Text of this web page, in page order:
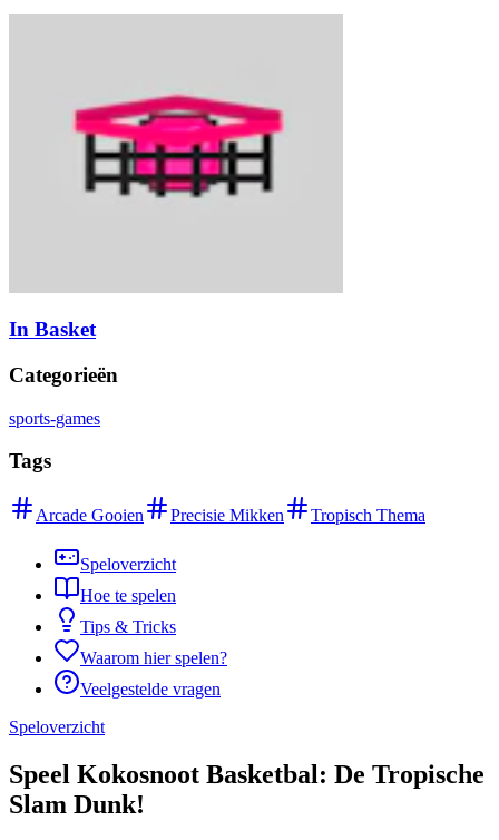
In Basket
Categorieën
sports-games
Tags
Arcade Gooien Precisie Mikken Tropisch Thema
Speloverzicht
Hoe te spelen
Tips & Tricks
Waarom hier spelen?
Veelgestelde vragen
Speloverzicht
Speel Kokosnoot Basketbal: De Tropische
Slam Dunk!